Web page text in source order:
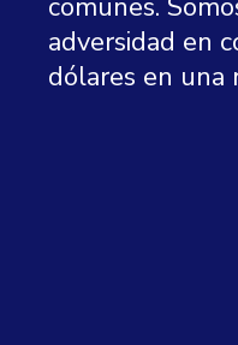
comunes.
adversidad en
dólares en una